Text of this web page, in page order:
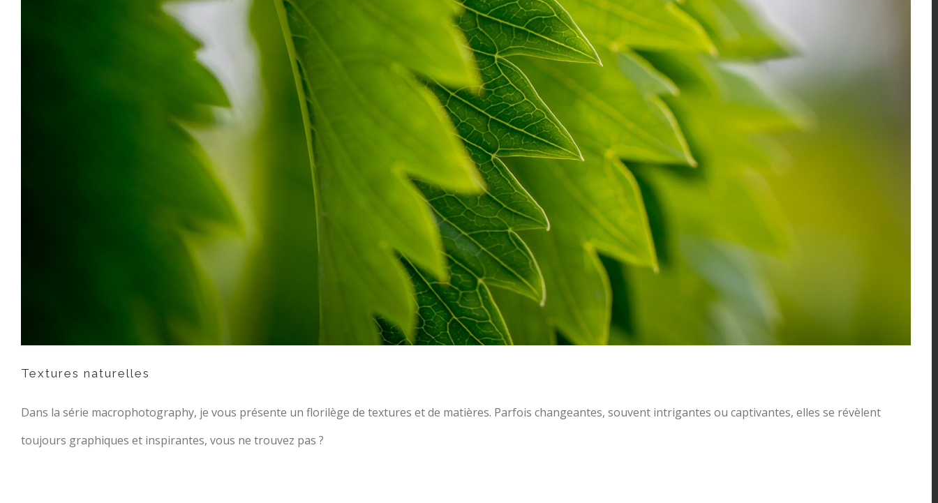
Textures naturelles
Textures naturelles
Dans la série macrophotography, je vous présente un florilège de textures et de matières. Parfois changeantes, souvent intrigantes ou captivantes, elles se révèlent
toujours graphiques et inspirantes, vous ne trouvez pas ?